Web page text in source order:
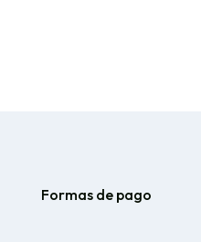
Formas de pago